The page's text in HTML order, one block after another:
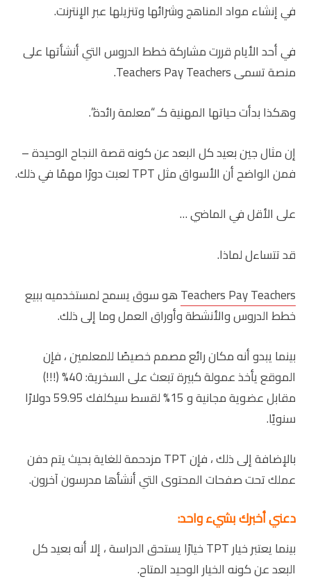
في إنشاء مواد المناهج وشرائها وتنزيلها عبر الإنترنت.
في أحد الأيام قررت مشاركة خطط الدروس التي أنشأتها على
منصة تسمى Teachers Pay Teachers.
وهكذا بدأت حياتها المهنية كـ “معلمة رائدة”.
إن مثال جين بعيد كل البعد عن كونه قصة النجاح الوحيدة –
فمن الواضح أن الأسواق مثل TPT لعبت دورًا مهمًا في ذلك.
على الأقل في الماضي …
قد تتساءل لماذا.
Teachers Pay Teachersهو سوق يسمح لمستخدميه ببيع
خطط الدروس والأنشطة وأوراق العمل وما إلى ذلك.
بينما يبدو أنه مكان رائع مصمم خصيصًا للمعلمين ، فإن
الموقع يأخذ عمولة كبيرة تبعث على السخرية: 40% (!!!)
مقابل عضوية مجانية و 15% لقسط سيكلفك 59.95 دولارًا
سنويًا.
بالإضافة إلى ذلك ، فإن TPT مزدحمة للغاية بحيث يتم دفن
عملك تحت صفحات المحتوى التي أنشأها مدرسون آخرون.
دعني أخبرك بشيء واحد:
بينما يعتبر خيار TPT خيارًا يستحق الدراسة ، إلا أنه بعيد كل
البعد عن كونه الخيار الوحيد المتاح.